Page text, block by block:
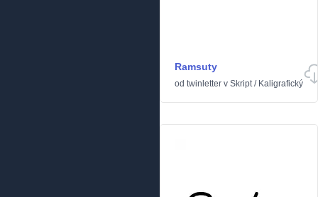
Ramsuty
od twinletter v Skript/ Kaligrafický